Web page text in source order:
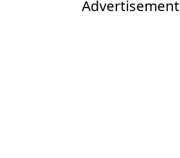
Advertisement